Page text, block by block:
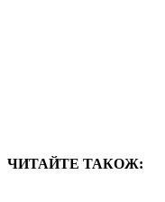
ЧИТАЙТЕ ТАКОЖ: